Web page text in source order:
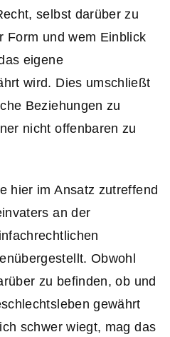
selbst darüber zu
Form und wem Einblick
eigene
wird. Dies umschließt
Beziehungen zu
nicht offenbaren zu
hier im Ansatz zutreffend
an der
Obwohl
zu befinden, ob und
gewährt
schwer wiegt, mag das